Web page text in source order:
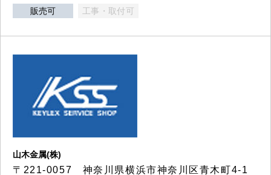
販売可 工事・取付可
山木金属(株)
〒221-0057 神奈川県横浜市神奈川区青木町4-1